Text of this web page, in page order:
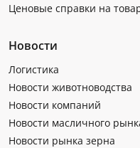
Ценовые справки на
Новости
Логистика
Новости животноводства
Новости компаний
Новости масличного
Новости рынка зерна